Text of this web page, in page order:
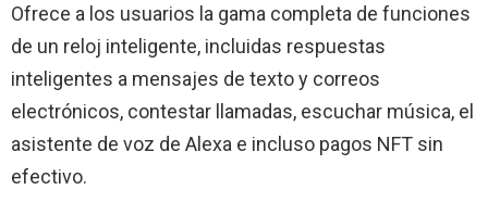
Ofrece a los usuarios la gama completa de funciones
de un reloj inteligente, incluidas respuestas
inteligentes a mensajes de texto y correos
electrónicos, contestar llamadas, escuchar música, el
asistente de voz de Alexa e incluso pagos NFT sin
efectivo.